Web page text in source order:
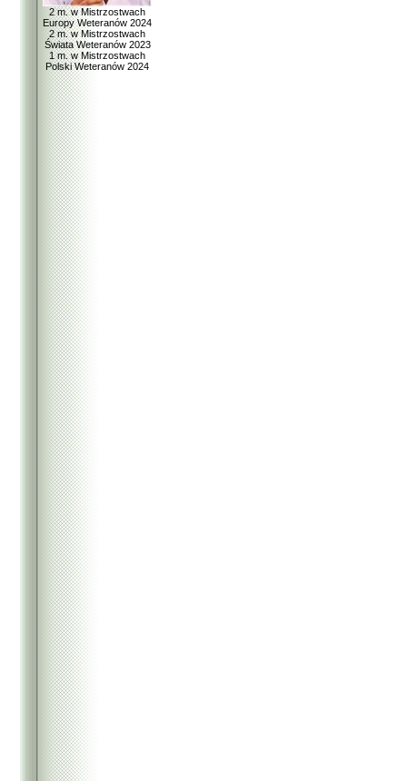
2 m. w Mistrzostwach
Europy Weteranów 2024
2 m. w Mistrzostwach
Świata Weteranów 2023
1 m. w Mistrzostwach
Polski Weteranów 2024